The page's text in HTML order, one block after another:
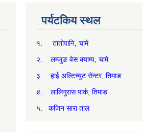
पर्यटकिय स्थल
१. तातोपानि, चामे
२. लम्जुङ वेस क्याम्प, चामे
३. हाई अल्टिच्युट सेन्टर, तिमाङ
४. लालिगुरास पार्क, तिमाङ
५. कजिन सारा ताल